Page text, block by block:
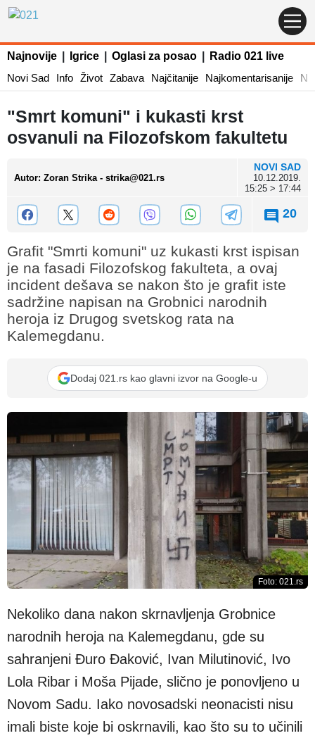
Najnovije Igrice Oglasi za posao
Radio 021 live
Novi Sad
Info Život Zabava Najčitanije Najkomentarisanije
"Smrt komuni" i kukasti krst
osvanuli na Filozofskom fakultetu
Autor: Zoran Strika - strika@021.rs
NOVI SAD
10.12.2019.
15:25 > 17:44
20
Grafit "Smrti komuni" uz kukasti krst ispisan
je na fasadi Filozofskog fakulteta, a ovaj
incident dešava se nakon što je grafit iste
sadržine napisan na Grobnici narodnih
heroja iz Drugog svetskog rata na
Kalemegdanu.
Dodaj 021.rs kao glavni izvor na Google-u
Foto: 021.rs
Nekoliko dana nakon skrnavljenja Grobnice
narodnih heroja na Kalemegdanu, gde su
sahranjeni Đuro Đaković, Ivan Milutinović, Ivo
Lola Ribar i Moša Pijade, slično je ponovljeno u
Novom Sadu. Iako novosadski neonacisti nisu
imali biste koje bi oskrnavili, kao što su to učinili